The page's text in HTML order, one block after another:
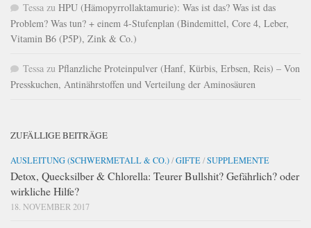
Tessa zu HPU (Hämopyrrollaktamurie): Was ist das? Was ist das
Problem? Was tun? + einem 4-Stufenplan (Bindemittel, Core 4, Leber,
Vitamin B6 (P5P), Zink & Co.)
Tessa zu Pflanzliche Proteinpulver (Hanf, Kürbis, Erbsen, Reis) – Von
Presskuchen, Antinährstoffen und Verteilung der Aminosäuren
ZUFÄLLIGE BEITRÄGE
AUSLEITUNG (SCHWERMETALL & CO.)/GIFTE/SUPPLEMENTE
Detox, Quecksilber & Chlorella: Teurer Bullshit? Gefährlich? oder
wirkliche Hilfe?
18. NOVEMBER 2017